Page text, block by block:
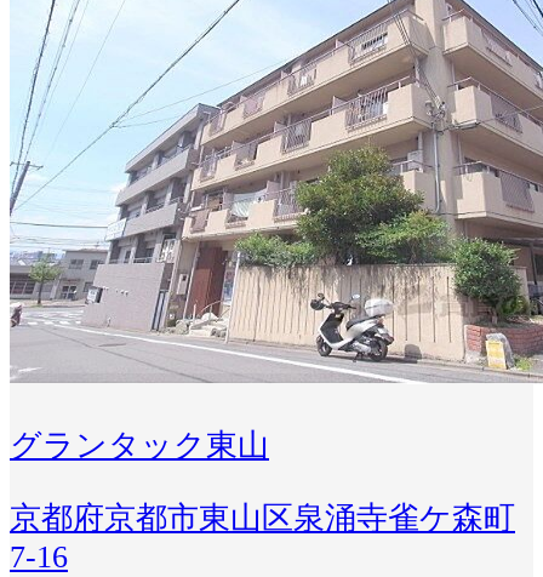
グランタック東山
京都府京都市東山区泉涌寺雀ケ森町
7-16